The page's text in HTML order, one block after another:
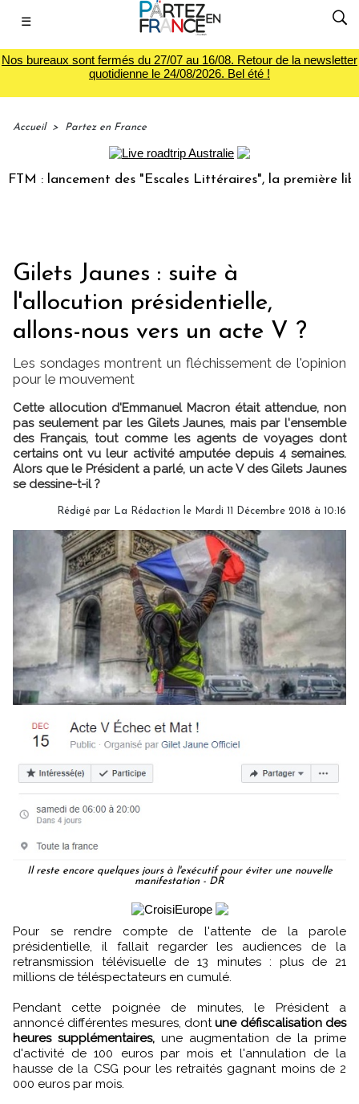
☰
Nos bureaux sont fermés du 27/07 au 16/08. Retour de la newsletter
quotidienne le 24/08/2026. Bel été !
Accueil > Partez en France
lancement des "Escales Littéraires", la première librairie
Gilets Jaunes : suite à
l'allocution présidentielle,
allons-nous vers un acte V ?
Les sondages montrent un fléchissement de l'opinion
pour le mouvement
Cette allocution d'Emmanuel Macron était attendue, non
pas seulement par les Gilets Jaunes, mais par l'ensemble
des Français, tout comme les agents de voyages dont
certains ont vu leur activité amputée depuis 4 semaines.
Alors que le Président a parlé, un acte V des Gilets Jaunes
se dessine-t-il ?
Rédigé par La Rédaction le Mardi 11 Décembre 2018 à 10:16
Il reste encore quelques jours à l'exécutif pour éviter une nouvelle
manifestation - DR
Pour se rendre compte de l'attente de la parole
présidentielle, il fallait regarder les audiences de la
retransmission télévisuelle de 13 minutes : plus de 21
millions de téléspectateurs en cumulé.
Pendant cette poignée de minutes, le Président a
annoncé différentes mesures, dontune défiscalisation des
heures supplémentaires, une augmentation de la prime
d'activité de 100 euros par mois et l'annulation de la
hausse de la CSG pour les retraités gagnant moins de 2
000 euros par mois.